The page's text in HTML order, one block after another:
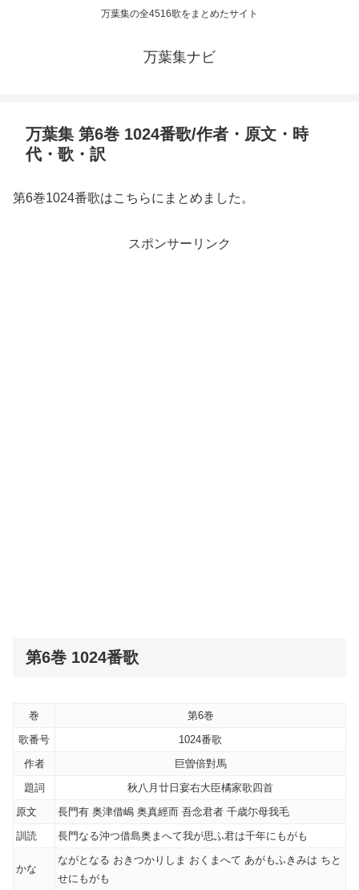
万葉集の全4516歌をまとめたサイト
万葉集ナビ
万葉集 第6巻 1024番歌/作者・原文・時
代・歌・訳
第6巻1024番歌はこちらにまとめました。
スポンサーリンク
第6巻 1024番歌
巻
第6巻
歌番号
1024番歌
作者
巨曽倍對馬
題詞
秋八月廿日宴右大臣橘家歌四首
原文
長門有 奥津借嶋 奥真經而 吾念君者 千歳尓母我毛
訓読
長門なる沖つ借島奥まへて我が思ふ君は千年にもがも
かな
ながとなる おきつかりしま おくまへて あがもふきみは ちと
せにもがも